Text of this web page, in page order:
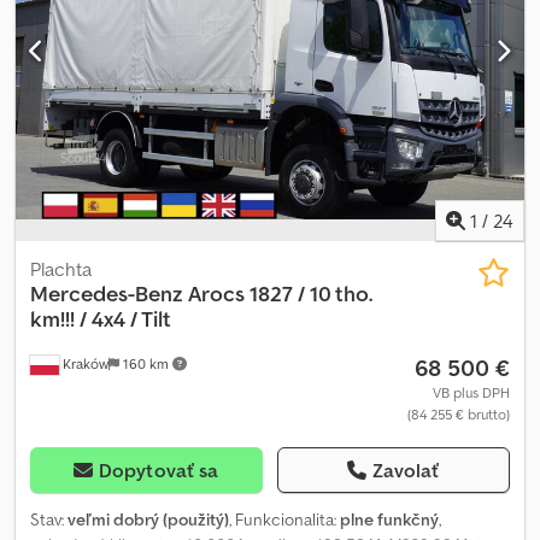
prevodovka Rádio Dcjdszrf I Ispfx Ah Usk Tachograf Cúvacia
kamera Tempomat Posuvná strecha Vozidlo bolo zakúpené a
servisované v predajni MAN. 100% bez nehôd, úplná
dokumentácia, 1 majiteľ Technický aj vizuálny stav je vynikajúci.
1 / 24
Kraków 160 km
Plachta
Mercedes-Benz Arocs 1827 / 10 tho.
km!!! / 4x4 / Tilt
68 500 €
VB plus DPH
(84 255 € brutto)
Dopytovať sa Zavolať
Stav:veľmi dobrý (použitý), Funkcionalita: plne funkčný,